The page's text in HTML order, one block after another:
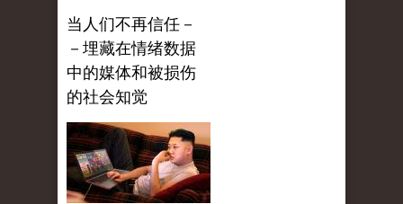
当人们不再信任－
－埋藏在情绪数据
中的媒体和被损伤
的社会知觉